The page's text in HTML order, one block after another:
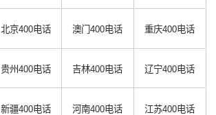
北京400电话 澳门400电话 重庆400电话
贵州400电话 吉林400电话 辽宁400电话
新疆400电话 河南400电话 江苏400电话